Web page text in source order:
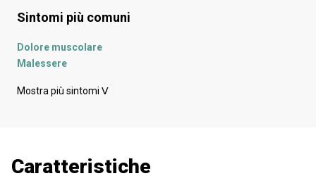
Sintomi più comuni
Dolore muscolare
Malessere
Dolore addominale
Costipazione
Depressione - umore depresso
Mostra più sintomi ᐯ
Caratteristiche